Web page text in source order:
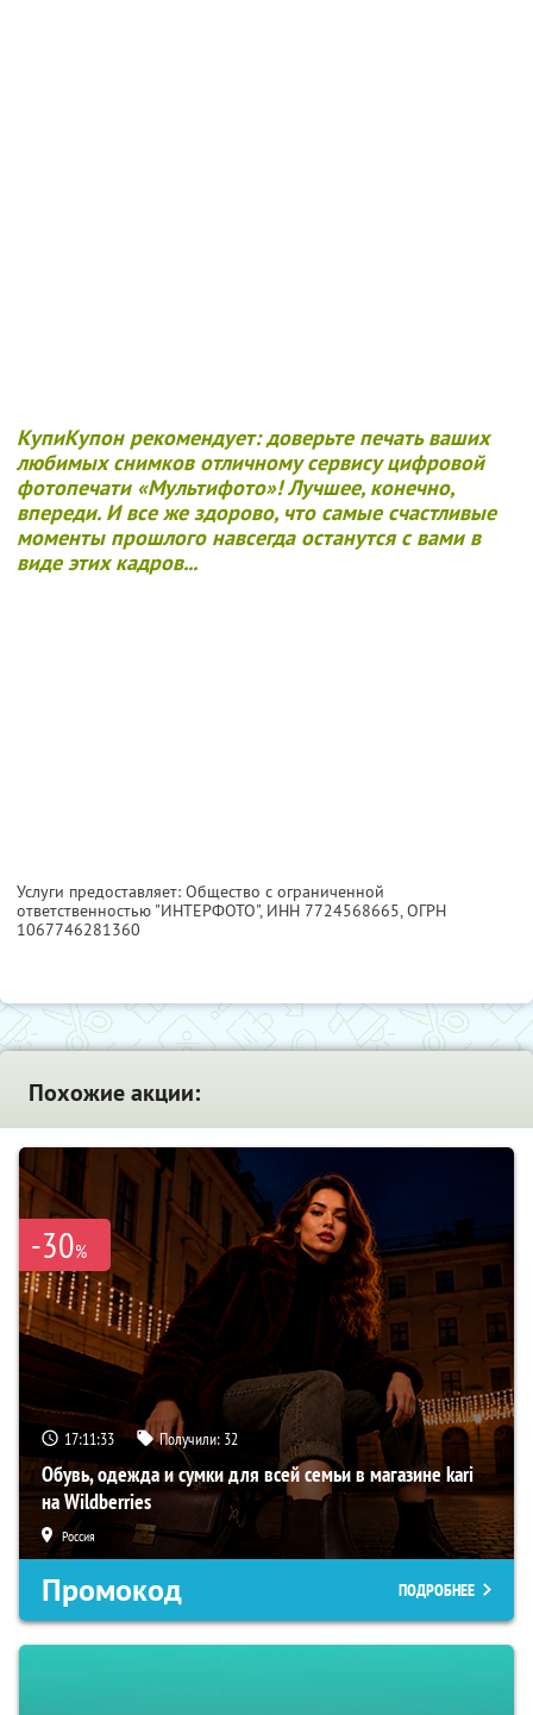
КупиКупон рекомендует: доверьте печать ваших
любимых снимков отличному сервису цифровой
фотопечати «Мультифото»!Лучшее, конечно,
впереди. И все же здорово, что самые счастливые
моменты прошлого навсегда останутся с вами в
виде этих кадров...
Услуги предоставляет: Общество с ограниченной
ответственностью "ИНТЕРФОТО", ИНН 7724568665, ОГРН
1067746281360
Похожие акции:
-30%
17:11:32 Получили: 32
Обувь, одежда и сумки для всей семьи в магазине kari
на Wildberries
Россия
Промокод ПОДРОБНЕЕ